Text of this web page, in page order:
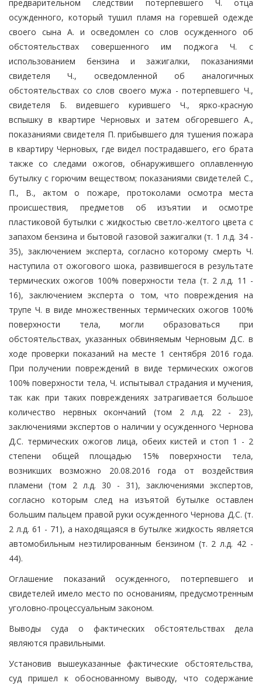
предварительном следствии потерпевшего Ч. отца
осужденного, который тушил пламя на горевшей одежде
своего сына А. и осведомлен со слов осужденного об
обстоятельствах совершенного им поджога Ч. с
использованием бензина и зажигалки, показаниями
свидетеля Ч., осведомленной об аналогичных
обстоятельствах со слов своего мужа - потерпевшего Ч.,
свидетеля Б. видевшего курившего Ч., ярко-красную
вспышку в квартире Черновых и затем обгоревшего А.,
показаниями свидетеля П. прибывшего для тушения пожара
в квартиру Черновых, где видел пострадавшего, его брата
также со следами ожогов, обнаружившего оплавленную
бутылку с горючим веществом; показаниями свидетелей С.,
П., В., актом о пожаре, протоколами осмотра места
происшествия, предметов об изъятии и осмотре
пластиковой бутылки с жидкостью светло-желтого цвета с
запахом бензина и бытовой газовой зажигалки (т. 1 л.д. 34 -
35), заключением эксперта, согласно которому смерть Ч.
наступила от ожогового шока, развившегося в результате
термических ожогов 100% поверхности тела (т. 2 л.д. 11 -
16), заключением эксперта о том, что повреждения на
трупе Ч. в виде множественных термических ожогов 100%
поверхности тела, могли образоваться при
обстоятельствах, указанных обвиняемым Черновым Д.С. в
ходе проверки показаний на месте 1 сентября 2016 года.
При получении повреждений в виде термических ожогов
100% поверхности тела, Ч. испытывал страдания и мучения,
так как при таких повреждениях затрагивается большое
количество нервных окончаний (том 2 л.д. 22 - 23),
заключениями экспертов о наличии у осужденного Чернова
Д.С. термических ожогов лица, обеих кистей и стоп 1 - 2
степени общей площадью 15% поверхности тела,
возникших возможно 20.08.2016 года от воздействия
пламени (том 2 л.д. 30 - 31), заключениями экспертов,
согласно которым след на изъятой бутылке оставлен
большим пальцем правой руки осужденного Чернова Д.С. (т.
2 л.д. 61 - 71), а находящаяся в бутылке жидкость является
автомобильным неэтилированным бензином (т. 2 л.д. 42 -
44).
Оглашение показаний осужденного, потерпевшего и
свидетелей имело место по основаниям, предусмотренным
уголовно-процессуальным законом.
Выводы суда о фактических обстоятельствах дела
являются правильными.
Установив вышеуказанные фактические обстоятельства,
суд пришел к обоснованному выводу, что содержание